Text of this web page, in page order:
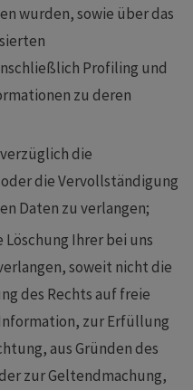
wurden, sowie über das
Profiling und
zu deren
die
die Vervollständigung
Daten zu verlangen;
Löschung Ihrer bei uns
soweit nicht die
des Rechts auf freie
zur Erfüllung
aus Gründen des
zur Geltendmachung,